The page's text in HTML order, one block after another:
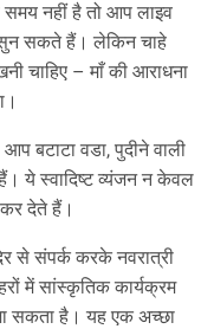
नहीं है तो आप लाइव
सकते हैं। लेकिन चाहे
चाहिए – माँ की आराधना
बटाटा वडा, पुदीने वाली
ये स्वादिष्ट व्यंजन न केवल
देते हैं।
से संपर्क करके नवरात्री
में सांस्कृतिक कार्यक्रम
सकता है। यह एक अच्छा